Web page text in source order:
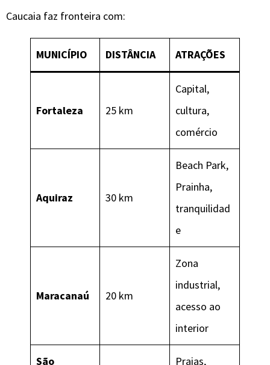
Caucaia faz fronteira com:
MUNICÍPIO DISTÂNCIA ATRAÇÕES
Fortaleza 25 km
Capital,
cultura,
comércio
Aquiraz 30 km
Beach Park,
Prainha,
tranquilidad
e
Maracanaú 20 km
Zona
industrial,
acesso ao
interior
São
Praias,